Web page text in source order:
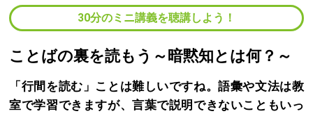
30分のミニ講義を聴講しよう！
ことばの裏を読もう～暗黙知とは何？～
「行間を読む」ことは難しいですね。語彙や文法は教
室で学習できますが、言葉で説明できないこともいっ